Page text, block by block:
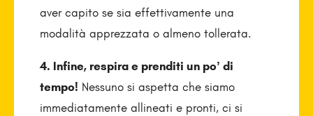
aver capito se sia effettivamente una
modalità apprezzata o almeno tollerata.
4. Infine, respira e prenditi un po’ di
tempo! Nessuno si aspetta che siamo
immediatamente allineati e pronti, ci si